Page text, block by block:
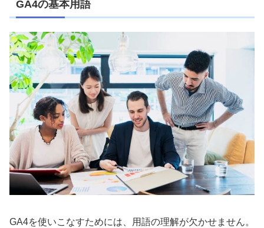
GA4の基本用語
GA4を使いこなすためには、用語の理解が欠かせません。